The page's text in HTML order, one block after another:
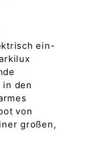
ein-
in den
von
großen,